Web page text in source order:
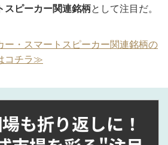
スピーカー関連銘柄として注目だ。
ー・スマートスピーカー関連銘柄の
コチラ≫
も折り返しに！